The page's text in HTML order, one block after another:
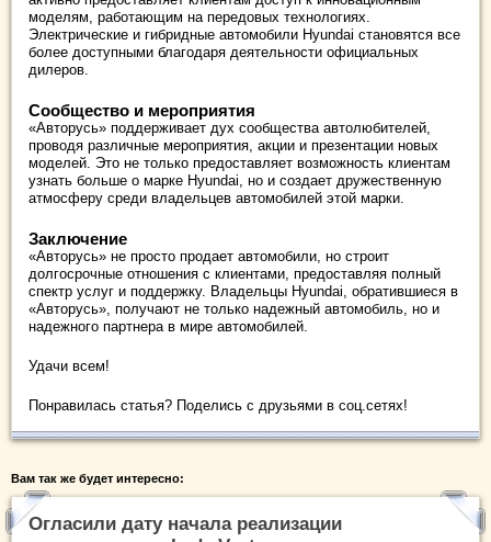
моделям, работающим на передовых технологиях.
Электрические и гибридные автомобили Hyundai становятся все
более доступными благодаря деятельности официальных
дилеров.
Сообщество и мероприятия
«Авторусь» поддерживает дух сообщества автолюбителей,
проводя различные мероприятия, акции и презентации новых
моделей. Это не только предоставляет возможность клиентам
узнать больше о марке Hyundai, но и создает дружественную
атмосферу среди владельцев автомобилей этой марки.
Заключение
«Авторусь» не просто продает автомобили, но строит
долгосрочные отношения с клиентами, предоставляя полный
спектр услуг и поддержку. Владельцы Hyundai, обратившиеся в
«Авторусь», получают не только надежный автомобиль, но и
надежного партнера в мире автомобилей.
Удачи всем!
Понравилась статья? Поделись с друзьями в соц.сетях!
Вам так же будет интересно:
Огласили дату начала реализации